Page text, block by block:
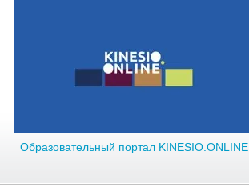
Образовательный портал KINESIO.ONLINE